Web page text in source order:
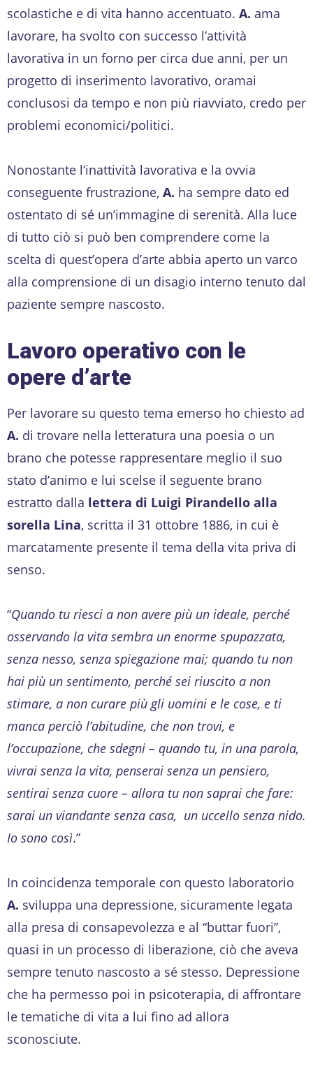
scolastiche e di vita hanno accentuato. A. ama
lavorare, ha svolto con successo l’attività
lavorativa in un forno per circa due anni, per un
progetto di inserimento lavorativo, oramai
conclusosi da tempo e non più riavviato, credo per
problemi economici/politici.
Nonostante l’inattività lavorativa e la ovvia
conseguente frustrazione, A. ha sempre dato ed
ostentato di sé un’immagine di serenità. Alla luce
di tutto ciò si può ben comprendere come la
scelta di quest’opera d’arte abbia aperto un varco
alla comprensione di un disagio interno tenuto dal
paziente sempre nascosto.
Lavoro operativo con le
opere d’arte
Per lavorare su questo tema emerso ho chiesto ad
A. di trovare nella letteratura una poesia o un
brano che potesse rappresentare meglio il suo
stato d’animo e lui scelse il seguente brano
estratto dalla lettera di Luigi Pirandello alla
sorella Lina, scritta il 31 ottobre 1886, in cui è
marcatamente presente il tema della vita priva di
senso.
“Quando tu riesci a non avere più un ideale, perché
osservando la vita sembra un enorme spupazzata,
senza nesso, senza spiegazione mai; quando tu non
hai più un sentimento, perché sei riuscito a non
stimare, a non curare più gli uomini e le cose, e ti
manca perciò l’abitudine, che non trovi, e
l’occupazione, che sdegni – quando tu, in una parola,
vivrai senza la vita, penserai senza un pensiero,
sentirai senza cuore – allora tu non saprai che fare:
sarai un viandante senza casa, un uccello senza nido.
Io sono così.”
In coincidenza temporale con questo laboratorio
A. sviluppa una depressione, sicuramente legata
alla presa di consapevolezza e al “buttar fuori”,
quasi in un processo di liberazione, ciò che aveva
sempre tenuto nascosto a sé stesso. Depressione
che ha permesso poi in psicoterapia, di affrontare
le tematiche di vita a lui fino ad allora
sconosciute.